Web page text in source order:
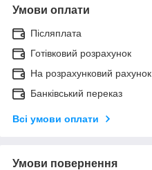
Умови оплати
Післяплата
Готівковий розрахунок
На розрахунковий рахунок
Банківський переказ
Всі умови оплати
Умови повернення